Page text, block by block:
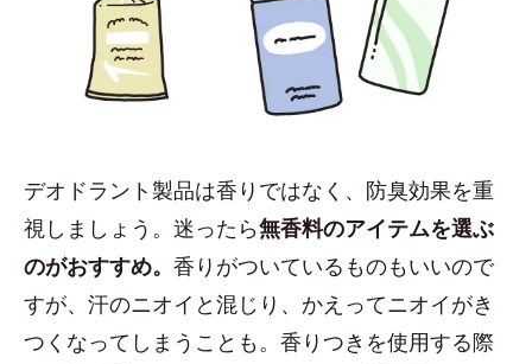
デオドラント製品は香りではなく、防臭効果を重
視しましょう。迷ったら無香料のアイテムを選ぶ
のがおすすめ。 香りがついているものもいいので
すが、汗のニオイと混じり、かえってニオイがき
つくなってしまうことも。香りつきを使用する際